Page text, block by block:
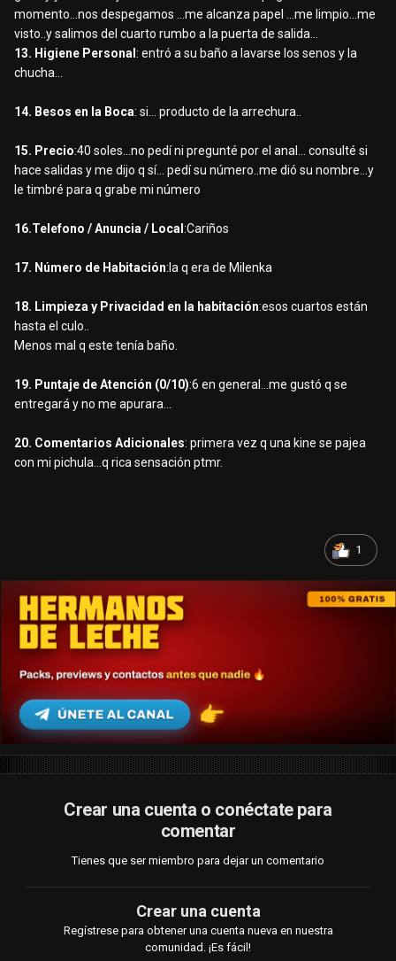
momento...nos despegamos ...me alcanza papel ...me limpio...me
visto..y salimos del cuarto rumbo a la puerta de salida...
13. Higiene Personal : entró a su baño a lavarse los senos y la
chucha...
14. Besos en la Boca: si... producto de la arrechura..
15. Precio:40 soles...no pedí ni pregunté por el anal... consulté si
hace salidas y me dijo q sí... pedí su número..me dió su nombre...y
le timbré para q grabe mi número
16.Telefono / Anuncia / Local :Cariños
17. Número de Habitación:la q era de Milenka
18. Limpieza y Privacidad en la habitación:esos cuartos están
hasta el culo..
Menos mal q este tenía baño.
19. Puntaje de Atención (0/10):6 en general...me gustó q se
entregará y no me apurara...
20. Comentarios Adicionales: primera vez q una kine se pajea
con mi pichula...q rica sensación ptmr.
1
Crear una cuenta o conéctate para
comentar
Tienes que ser miembro para dejar un comentario
Crear una cuenta
Regístrese para obtener una cuenta nueva en nuestra
comunidad. ¡Es fácil!